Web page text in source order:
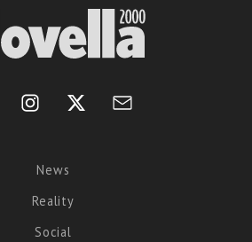
News
Reality
Social